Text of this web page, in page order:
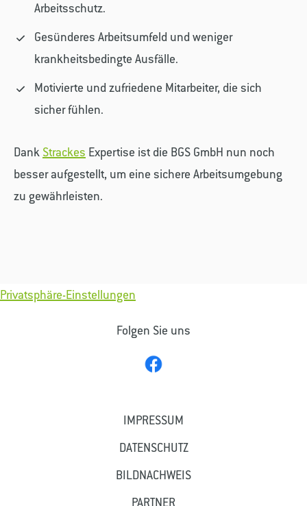
Arbeitsschutz.
Gesünderes Arbeitsumfeld und weniger
krankheitsbedingte Ausfälle.
Motivierte und zufriedene Mitarbeiter, die sich
sicher fühlen.
Dank Strackes Expertise ist die BGS GmbH nun noch
besser aufgestellt, um eine sichere Arbeitsumgebung
zu gewährleisten.
Privatsphäre-Einstellungen
Folgen Sie uns
IMPRESSUM
DATENSCHUTZ
BILDNACHWEIS
PARTNER